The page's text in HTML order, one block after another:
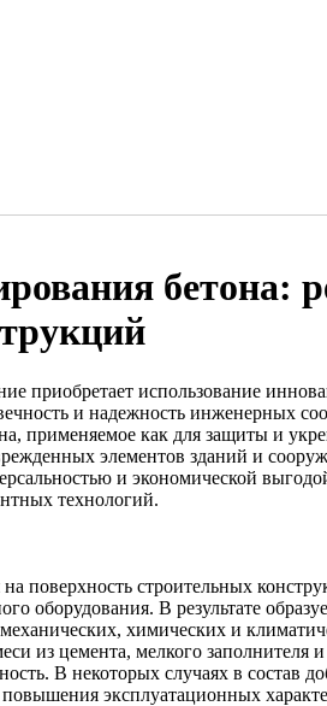
бетона:
приобретает использование
и надежность инженерных
применяемое как для защиты и
элементов зданий и
и экономической
технологий.
поверхность строительных
оборудования. В результате
химических и
из цемента, мелкого заполнителя
В некоторых случаях в состав
эксплуатационных